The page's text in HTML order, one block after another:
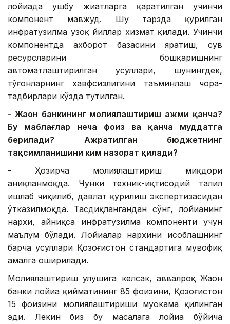
лойиҳада ушбу жиҳатларга қаратилган учинчи
компонент мавжуд. Шу тарзда қурилган
инфратузилма узоқ йиллар хизмат қилади. Учинчи
компонентда ахборот базасини яратиш, сув
ресурсларини бошқаришнинг
автоматлаштирилган усуллари, шунингдек,
тўғонларнинг хавфсизлигини таъминлаш чора-
тадбирлари кўзда тутилган.
- Жаҳон банкининг молиялаштириш ҳажми қанча?
Бу маблағлар неча фоиз ва қанча муддатга
берилади? Ажратилган бюджетнинг
тақсимланишини ким назорат қилади?
- Ҳозирча молиялаштириш миқдори
аниқланмоқда. Чунки техник-иқтисодий таҳлил
ишлаб чиқилиб, давлат қурилиш экспертизасидан
ўтказилмоқда. Тасдиқлангандан сўнг, лойиҳанинг
нархи, айниқса инфратузилма компоненти учун
маълум бўлади. Лойиҳалар нархини ҳисоблашнинг
барча усуллари Қозоғистон стандартига мувофиқ
амалга оширилади.
Молиялаштириш улушига келсак, аввалроқ Жаҳон
банки лойиҳа қийматининг 85 фоизини, Қозоғистон
15 фоизини молиялаштириши муҳокама қилинган
эди. Лекин биз бу масалага лойиҳа бўйича